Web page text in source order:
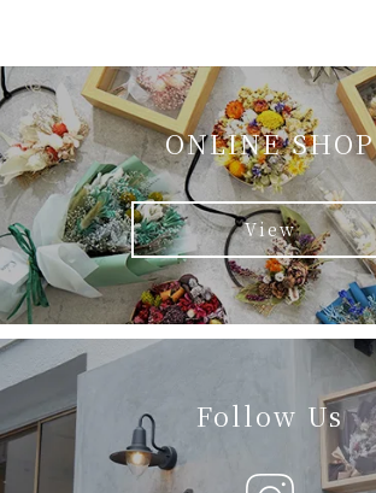
ONLINE SHOP
View
Follow Us